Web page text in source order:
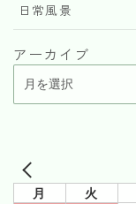
日常風景
アーカイブ
月 火